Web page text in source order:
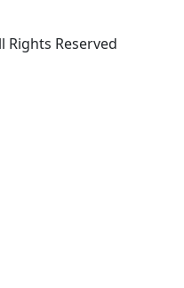
Rights Reserved